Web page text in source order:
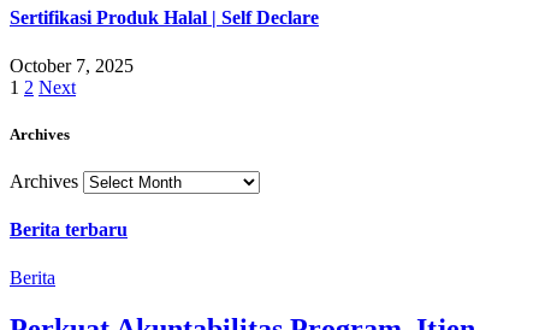
Sertifikasi Produk Halal | Self Declare
October 7, 2025
1 2 Next
Archives
Archives
Berita terbaru
Berita